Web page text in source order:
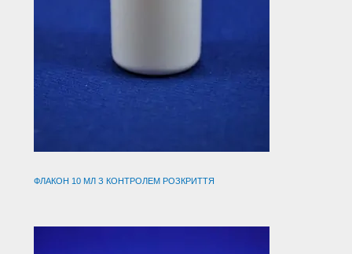
ФЛАКОН 10 МЛ З КОНТРОЛЕМ РОЗКРИТТЯ